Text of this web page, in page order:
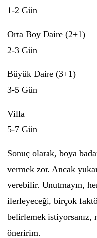
1-2 Gün
Orta Boy Daire (2+1)
2-3 Gün
Büyük Daire (3+1)
3-5 Gün
Villa
5-7 Gün
Sonuç olarak, boya
vermek zor. Ancak
verebilir. Unutmayın,
ilerleyeceği, birçok
belirlemek istiyorsanız,
öneririm.